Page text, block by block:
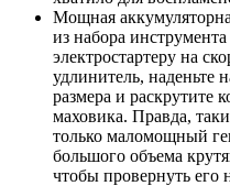
Мощная
из набора
электростартеру на
удлинитель, наденьте
размера и раскрутите
маховика. Правда,
только маломощный
большого объема
чтобы провернуть его